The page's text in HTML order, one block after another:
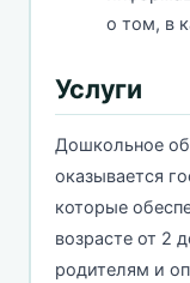
о том, в
Услуги
Дошкольное
оказывается
которые
возрасте от 2
родителям и